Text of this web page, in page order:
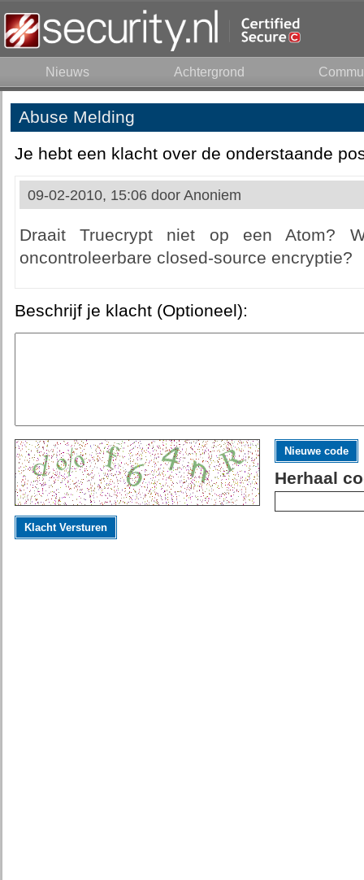
Nieuws Achtergrond
Abuse Melding
Je hebt een klacht over de onderstaande
09-02-2010, 15:06 door Anoniem
Draait Truecrypt niet op een Atom?
oncontroleerbare closed-source encryptie?
Beschrijf je klacht (Optioneel):
Nieuwe code
Herhaal
Klacht Versturen